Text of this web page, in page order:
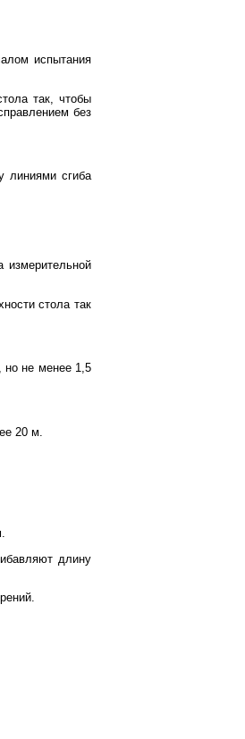
испытания
так, чтобы
без
линиями сгиба
стола так
но не менее 1,5
20 м.
длину